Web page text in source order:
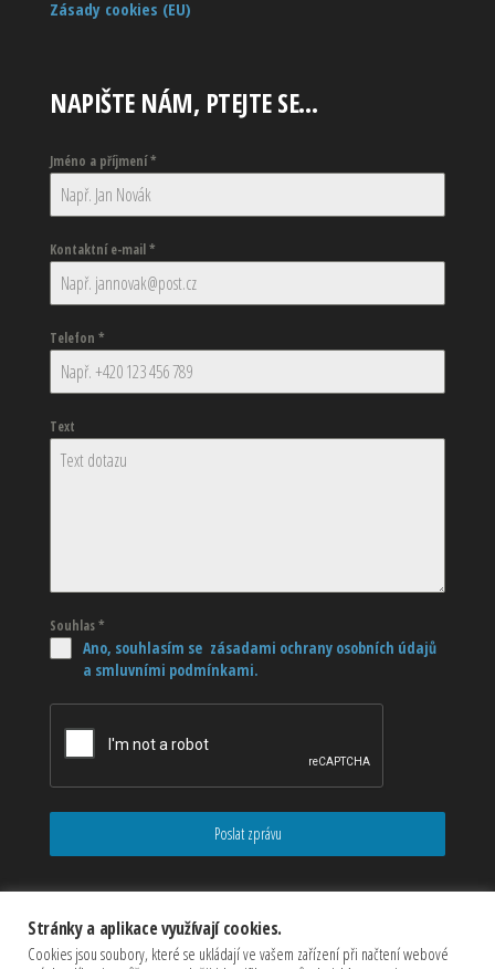
Zásady cookies (EU)
NAPIŠTE NÁM, PTEJTE SE…
Jméno a příjmení*
Kontaktní e-mail*
Telefon *
Text
Souhlas*
Ano, souhlasím se zásadami ochrany osobních údajů
a smluvními podmínkami.
Poslat zprávu
Stránky a aplikace využívají cookies.
Cookies jsou soubory, které se ukládají ve vašem zařízení při načtení webové